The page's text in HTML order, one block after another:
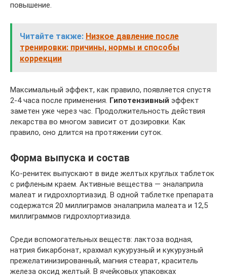
повышение.
Читайте также: Низкое давление после
тренировки: причины, нормы и способы
коррекции
Максимальный эффект, как правило, появляется спустя
2-4 часа после применения. Гипотензивный эффект
заметен уже через час. Продолжительность действия
лекарства во многом зависит от дозировки. Как
правило, оно длится на протяжении суток.
Форма выпуска и состав
Ко-ренитек выпускают в виде желтых круглых таблеток
с рифленым краем. Активные вещества — эналаприла
малеат и гидрохлортиазид. В одной таблетке препарата
содержатся 20 миллиграмов эналаприла малеата и 12,5
миллиграммов гидрохлортиазида.
Среди вспомогательных веществ: лактоза водная,
натрия бикарбонат, крахмал кукурузный и кукурузный
прежелатинизированный, магния стеарат, краситель
железа оксид желтый. В ячейковых упаковках